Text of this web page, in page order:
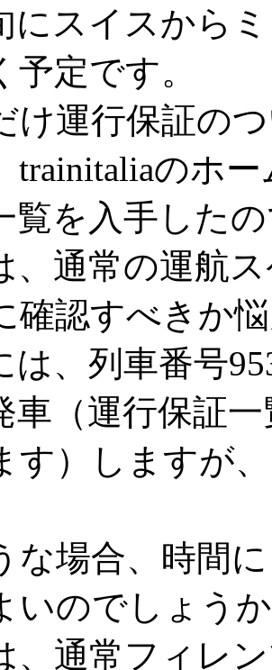
にスイスから
予定です。
け運行保証の
trainitaliaのホ
覧を入手した
、通常の運航
確認すべきか
は、列車番号
車（運行保証
す）しますが
な場合、時間
いのでしょう
、通常フィレ